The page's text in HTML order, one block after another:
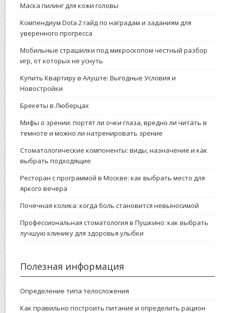
Маска пилинг для кожи головы
Компендиум Dota 2 гайд по наградам и заданиям для
уверенного прогресса
Мобильные страшилки под микроскопом честный разбор
игр, от которых не уснуть
Купить Квартиру в Алуште: Выгодные Условия и
Новостройки
Брекеты в Люберцах
Мифы о зрении: портят ли очки глаза, вредно ли читать в
темноте и можно ли натренировать зрение
Стоматологические компоненты: виды, назначение и как
выбрать подходящие
Ресторан с программой в Москве: как выбрать место для
яркого вечера
Почечная колика: когда боль становится невыносимой
Профессиональная стоматология в Пушкино: как выбрать
лучшую клинику для здоровья улыбки
Полезная информация
Определение типа телосложения
Как правильно построить питание и определить рацион